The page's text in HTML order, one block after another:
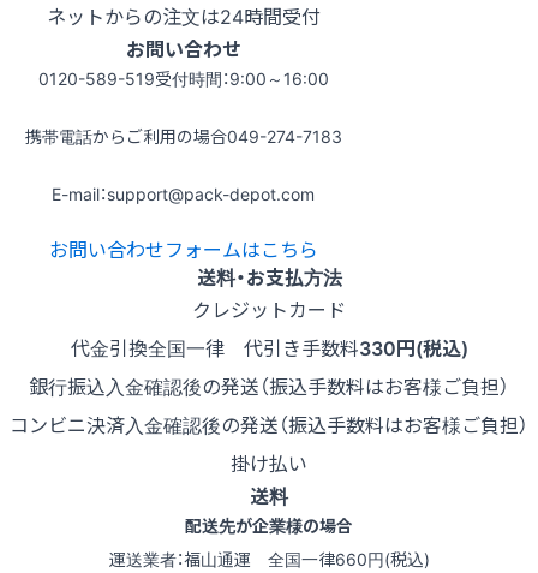
ネットからの注文は24時間受付
お問い合わせ
0120-589-519受付時間：9:00～16:00
携帯電話からご利用の場合049-274-7183
E-mail：support@pack-depot.com
お問い合わせフォームはこちら
送料・お支払方法
クレジットカード
代金引換全国一律 代引き手数料330円(税込)
銀行振込入金確認後の発送（振込手数料はお客様ご負担）
コンビニ決済入金確認後の発送（振込手数料はお客様ご負担）
掛け払い
送料
配送先が企業様の場合
運送業者：福山通運 全国一律660円(税込)